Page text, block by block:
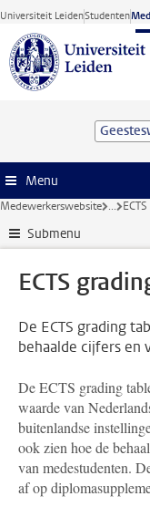
Ga direct naar de
Universiteit LeidenStudenten
Menu
Medewerkerswebsite ...
Submenu
ECTS
De ECTS grading
behaalde cijfers en
De ECTS grading
waarde van
buitenlandse
ook zien hoe de
van medestudenten.
af op